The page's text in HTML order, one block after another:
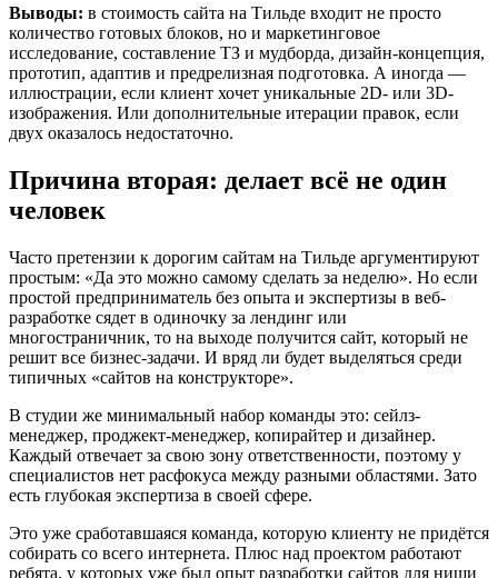
Выводы: в стоимость сайта на Тильде входит не просто
количество готовых блоков, но и маркетинговое
исследование, составление ТЗ и мудборда, дизайн-концепция,
прототип, адаптив и предрелизная подготовка. А иногда —
иллюстрации, если клиент хочет уникальные 2D- или 3D-
изображения. Или дополнительные итерации правок, если
двух оказалось недостаточно.
Причина вторая: делает всё не один
человек
Часто претензии к дорогим сайтам на Тильде аргументируют
простым: «Да это можно самому сделать за неделю». Но если
простой предприниматель без опыта и экспертизы в веб-
разработке сядет в одиночку за лендинг или
многостраничник, то на выходе получится сайт, который не
решит все бизнес-задачи. И вряд ли будет выделяться среди
типичных «сайтов на конструкторе».
В студии же минимальный набор команды это: сейлз-
менеджер, проджект-менеджер, копирайтер и дизайнер.
Каждый отвечает за свою зону ответственности, поэтому у
специалистов нет расфокуса между разными областями. Зато
есть глубокая экспертиза в своей сфере.
Это уже сработавшаяся команда, которую клиенту не придётся
собирать со всего интернета. Плюс над проектом работают
ребята, у которых уже был опыт разработки сайтов для ниши